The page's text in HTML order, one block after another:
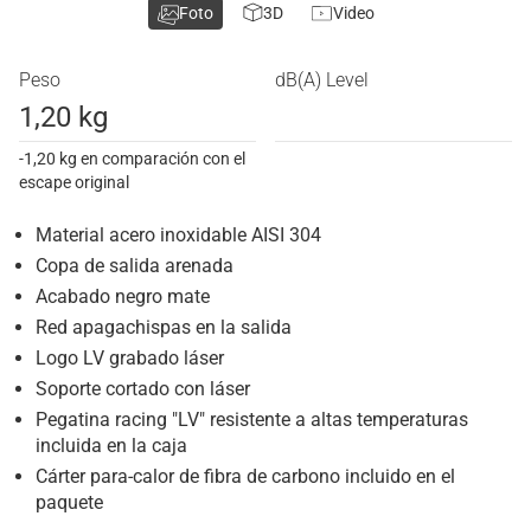
Peso
1,20 kg
-1,20 kg en comparación con el
escape original
dB(A) Level
Material acero inoxidable AISI 304
Copa de salida arenada
Acabado negro mate
Red apagachispas en la salida
Logo LV grabado láser
Soporte cortado con láser
Pegatina racing "LV" resistente a altas temperaturas
incluida en la caja
Cárter para-calor de fibra de carbono incluido en el
paquete
Foto 3D Video